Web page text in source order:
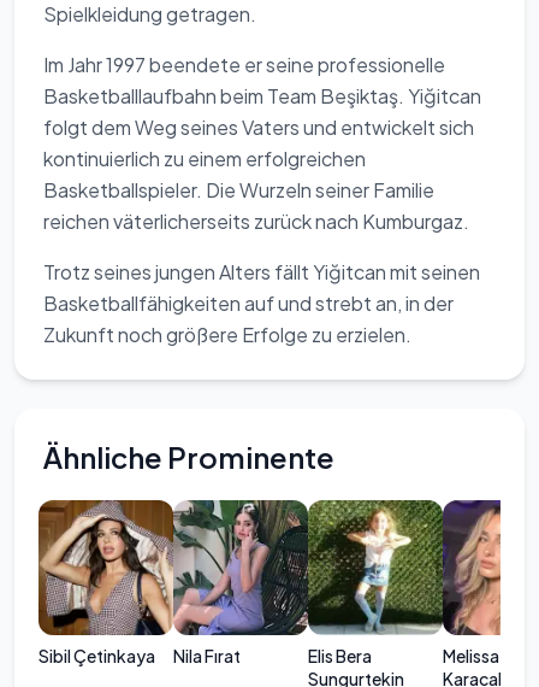
Spielkleidung getragen.
Im Jahr 1997 beendete er seine professionelle
Basketballlaufbahn beim Team Beşiktaş. Yiğitcan
folgt dem Weg seines Vaters und entwickelt sich
kontinuierlich zu einem erfolgreichen
Basketballspieler. Die Wurzeln seiner Familie
reichen väterlicherseits zurück nach Kumburgaz.
Trotz seines jungen Alters fällt Yiğitcan mit seinen
Basketballfähigkeiten auf und strebt an, in der
Zukunft noch größere Erfolge zu erzielen.
Ähnliche Prominente
Sibil Çetinkaya Nila Fırat
Elis Bera
Sungurtekin
Melissa
Karacakaya